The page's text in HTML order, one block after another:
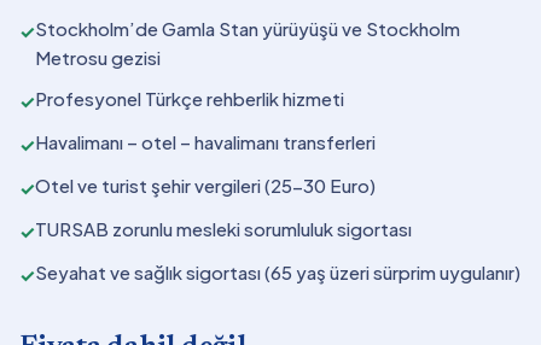
✓Stockholm’de Gamla Stan yürüyüşü ve Stockholm
Metrosu gezisi
✓Profesyonel Türkçe rehberlik hizmeti
✓Havalimanı – otel – havalimanı transferleri
✓Otel ve turist şehir vergileri (25-30 Euro)
✓TURSAB zorunlu mesleki sorumluluk sigortası
✓Seyahat ve sağlık sigortası (65 yaş üzeri sürprim uygulanır)